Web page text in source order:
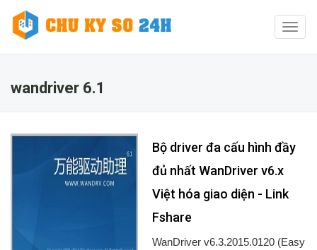
wandriver 6.1
Bộ driver đa cấu hình đầy
đủ nhất WanDriver v6.x
Việt hóa giao diện - Link
Fshare
WanDriver v6.3.2015.0120 (Easy